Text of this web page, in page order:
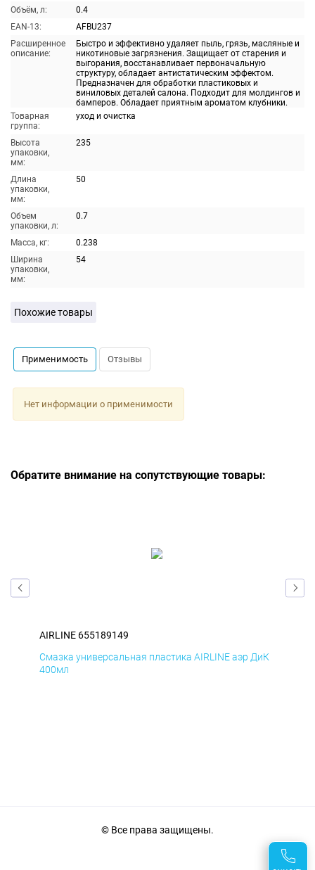
Объём, л:
0.4
EAN-13:
AFBU237
Расширенное
описание:
Быстро и эффективно удаляет пыль, грязь, масляные и
никотиновые загрязнения. Защищает от старения и
выгорания, восстанавливает первоначальную
структуру, обладает антистатическим эффектом.
Предназначен для обработки пластиковых и
виниловых деталей салона. Подходит для молдингов и
бамперов. Обладает приятным ароматом клубники.
Товарная
группа:
уход и очистка
Высота
упаковки,
мм:
235
Длина
упаковки,
мм:
50
Объем
упаковки, л:
0.7
Масса, кг:
0.238
Ширина
упаковки,
мм:
54
Похожие товары
Применимость Отзывы
Нет информации о применимости
Обратите внимание на сопутствующие товары:
AIRLINE 655189149
Смазка универсальная пластика AIRLINE аэр ДиК
400мл
© Все права защищены.